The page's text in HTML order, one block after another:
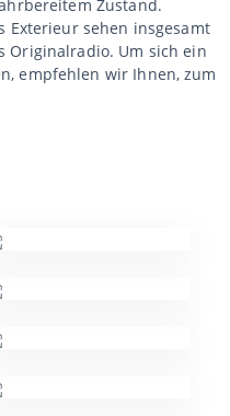
Zustand.
Exterieur sehen insgesamt
Originalradio. Um sich ein
empfehlen wir Ihnen, zum